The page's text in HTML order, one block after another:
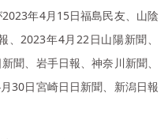
2023年4月15日福島民友、山陰
2023年4月22日山陽新聞、
聞、岩手日報、神奈川新聞、
30日宮崎日日新聞、新潟日報